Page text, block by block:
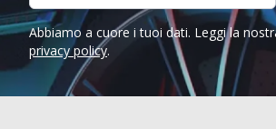
Abbiamo a cuore i tuoi dati. Leggi la
privacy policy.